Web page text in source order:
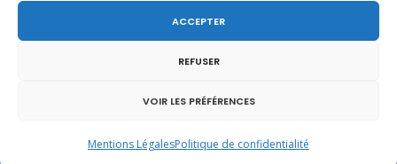
ACCEPTER
REFUSER
VOIR LES PRÉFÉRENCES
Mentions LégalesPolitique de confidentialité